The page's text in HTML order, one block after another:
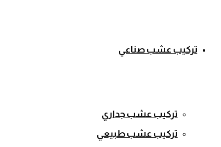
تركيب عشب صناعي
تركيب عشب جداري
تركيب عشب طبيعي